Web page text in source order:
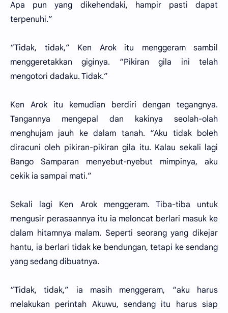
Apa pun yang dikehendaki, hampir pasti dapat
terpenuhi.”
“Tidak, tidak,” Ken Arok itu menggeram sambil
menggeretakkan giginya. “Pikiran gila ini telah
mengotori dadaku. Tidak.”
Ken Arok itu kemudian berdiri dengan tegangnya.
Tangannya mengepal dan kakinya seolah-olah
menghujam jauh ke dalam tanah. “Aku tidak boleh
diracuni oleh pikiran-pikiran gila itu. Kalau sekali lagi
Bango Samparan menyebut-nyebut mimpinya, aku
cekik ia sampai mati.”
Sekali lagi Ken Arok menggeram. Tiba-tiba untuk
mengusir perasaannya itu ia meloncat berlari masuk ke
dalam hitamnya malam. Seperti seorang yang dikejar
hantu, ia berlari tidak ke bendungan, tetapi ke sendang
yang sedang dibuatnya.
“Tidak, tidak,” ia masih menggeram, “aku harus
melakukan perintah Akuwu, sendang itu harus siap